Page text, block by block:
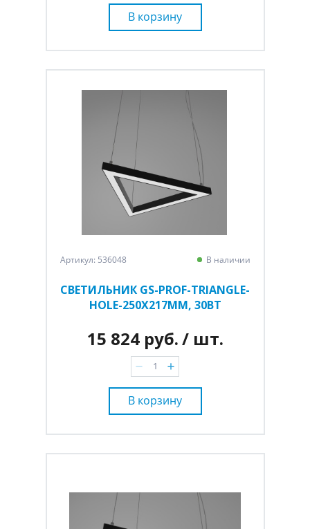
В корзину
Артикул: 536048 В наличии
СВЕТИЛЬНИК GS-PROF-TRIANGLE-
HOLE-250Х217ММ, 30ВТ
15 824 руб./ шт.
В корзину